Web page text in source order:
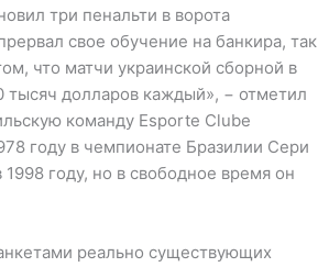
три пенальти в ворота
свое обучение на банкира, так
что матчи украинской сборной в
долларов каждый», − отметил
команду Esporte Clube
году в чемпионате Бразилии Сери
году, но в свободное время он
реально существующих